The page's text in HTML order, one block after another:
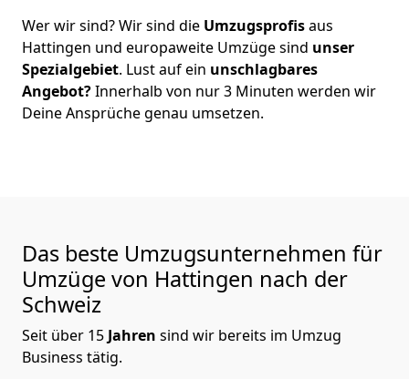
Wer wir sind? Wir sind die Umzugsprofisaus
Hattingen und europaweite Umzüge sind unser
Spezialgebiet. Lust auf ein unschlagbares
Angebot?Innerhalb von nur3 Minuten werden wir
Deine Ansprüche genau umsetzen.
Das beste Umzugsunternehmen für
Umzüge von Hattingen nach der
Schweiz
Seit über 15 Jahren sind wir bereits im Umzug
Business tätig.